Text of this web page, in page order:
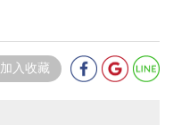
加入收藏